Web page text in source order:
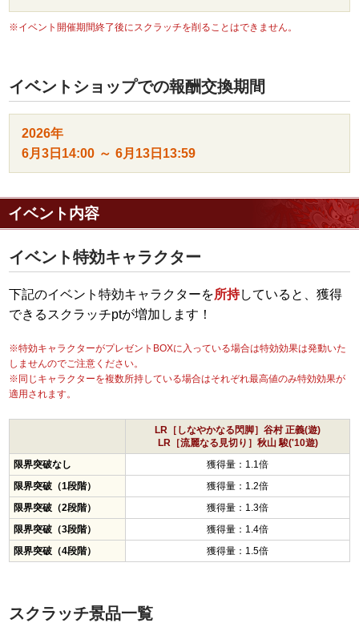
※イベント開催期間終了後にスクラッチを削ることはできません。
イベントショップでの報酬交換期間
2026年
6月3日 14:00 ～ 6月13日 13:59
イベント内容
イベント特効キャラクター
下記のイベント特効キャラクターを所持していると、獲得
できるスクラッチptが増加します！
※特効キャラクターがプレゼントBOXに入っている場合は特効効果は発動いた
しませんのでご注意ください。
※同じキャラクターを複数所持している場合はそれぞれ最高値のみ特効効果が
適用されます。
LR［しなやかなる閃脚］谷村 正義(遊)
LR［流麗なる見切り］秋山 駿('10遊)
限界突破なし
獲得量：1.1倍
限界突破（1段階）
獲得量：1.2倍
限界突破（2段階）
獲得量：1.3倍
限界突破（3段階）
獲得量：1.4倍
限界突破（4段階）
獲得量：1.5倍
スクラッチ景品一覧